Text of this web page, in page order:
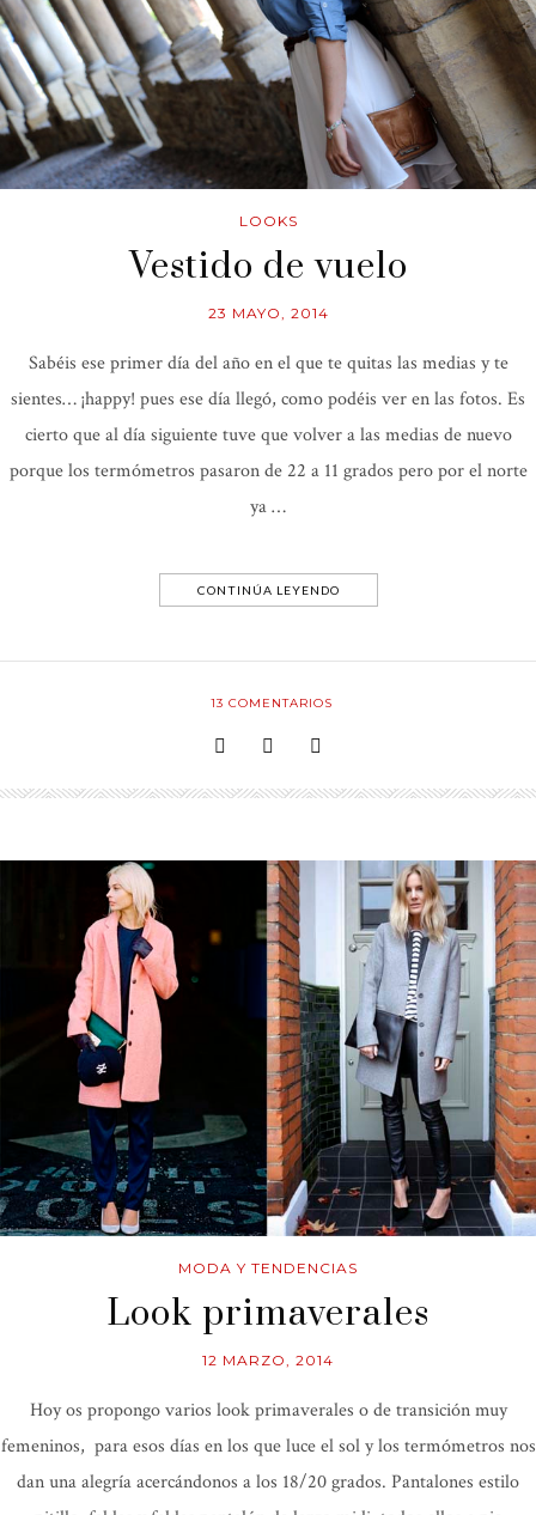
LOOKS
Vestido de vuelo
23 MAYO, 2014
Sabéis ese primer día del año en el que te quitas las medias y te
sientes… ¡happy! pues ese día llegó, como podéis ver en las fotos. Es
cierto que al día siguiente tuve que volver a las medias de nuevo
porque los termómetros pasaron de 22 a 11 grados pero por el norte
ya …
CONTINÚA LEYENDO
13 COMENTARIOS
MODA Y TENDENCIAS
Look primaverales
12 MARZO, 2014
Hoy os propongo varios look primaverales o de transición muy
femeninos, para esos días en los que luce el sol y los termómetros nos
dan una alegría acercándonos a los 18/20 grados. Pantalones estilo